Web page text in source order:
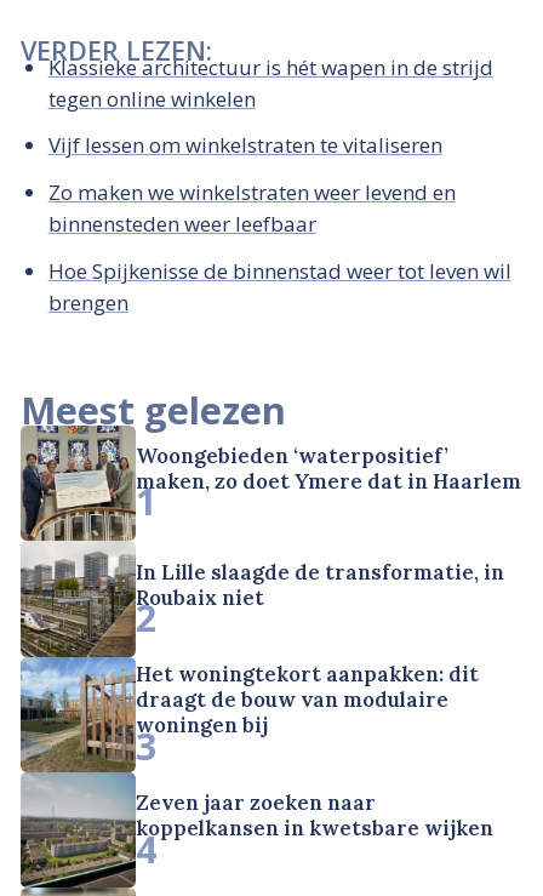
VERDER LEZEN:
Klassieke architectuur is hét wapen in de strijd
tegen online winkelen
Vijf lessen om winkelstraten te vitaliseren
Zo maken we winkelstraten weer levend en
binnensteden weer leefbaar
Hoe Spijkenisse de binnenstad weer tot leven wil
brengen
Meest gelezen
Woongebieden ‘waterpositief’
maken, zo doet Ymere dat in Haarlem
1
In Lille slaagde de transformatie, in
Roubaix niet
2
Het woningtekort aanpakken: dit
draagt de bouw van modulaire
woningen bij
3
Zeven jaar zoeken naar
koppelkansen in kwetsbare wijken
4